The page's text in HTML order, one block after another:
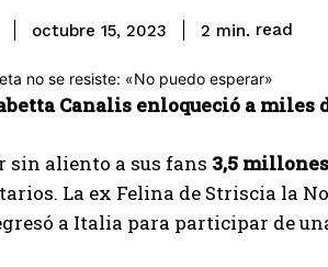
octubre 15, 2023 2 min. read
Canalis enloqueció a
sin aliento a sus fans 3,5
La ex Felina de Striscia la
a Italia para participar de